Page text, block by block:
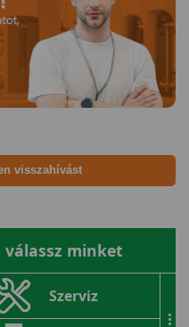
visszahívást
minket
Szerviz
...